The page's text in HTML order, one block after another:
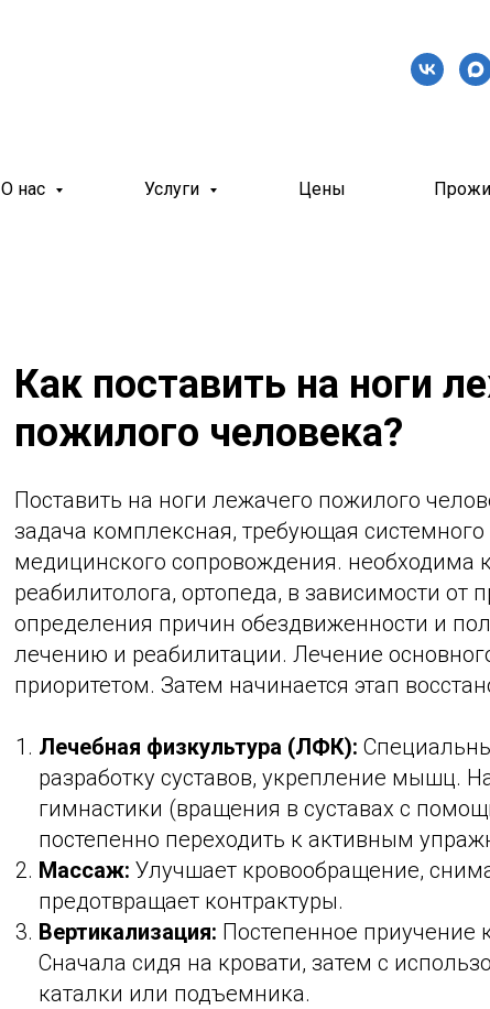
О нас Услуги Цены
Как поставить на ноги
пожилого человека?
Поставить на ноги лежачего пожилого
задача комплексная, требующая системного
медицинского сопровождения. необходима
реабилитолога, ортопеда, в зависимости от
определения причин обездвиженности и
лечению и реабилитации. Лечение
приоритетом. Затем начинается этап
Лечебная физкультура (ЛФК):
разработку суставов, укрепление мышц.
гимнастики (вращения в суставах с
постепенно переходить к активным
Массаж: Улучшает кровообращение,
предотвращает контрактуры.
Вертикализация: Постепенное
Сначала сидя на кровати, затем с
каталки или подъемника.